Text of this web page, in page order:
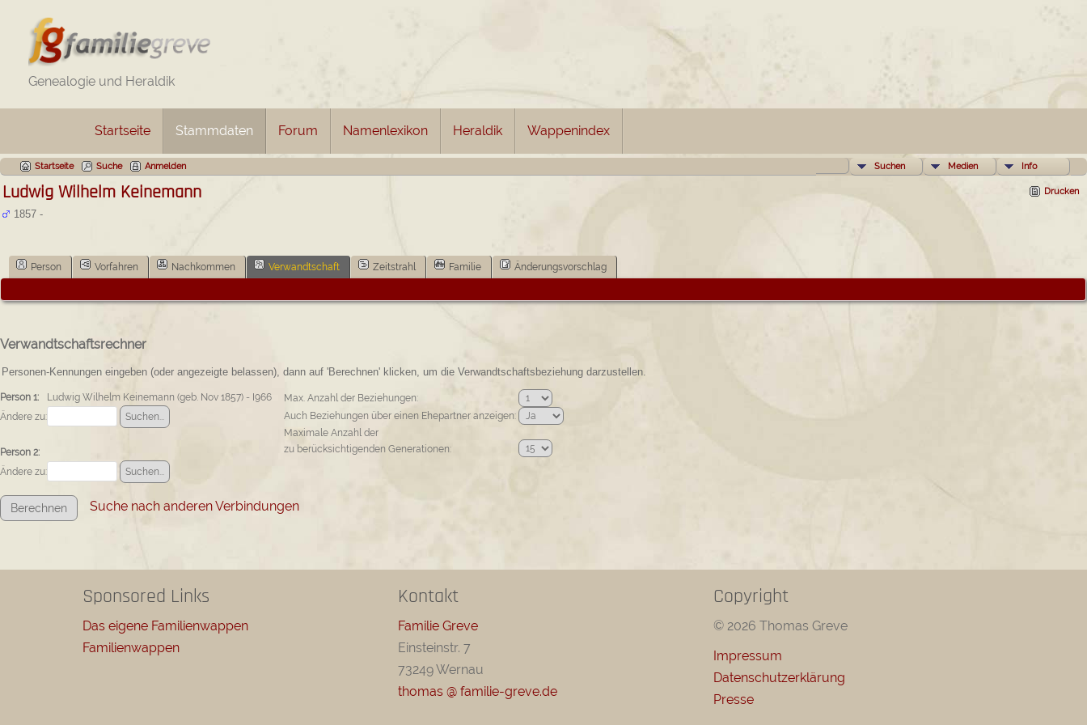
Genealogie und Heraldik
Startseite Stammdaten Forum Namenlexikon Heraldik Wappenindex
Suchen Medien Info
Startseite Suche Anmelden
Drucken
Ludwig Wilhelm Keinemann
1857 -
Person Vorfahren Nachkommen Verwandtschaft Zeitstrahl Familie Änderungsvorschlag
Verwandtschaftsrechner
Personen-Kennungen eingeben (oder angezeigte belassen), dann auf 'Berechnen' klicken, um die Verwandtschaftsbeziehung darzustellen.
Person 1:
Ludwig Wilhelm Keinemann (geb. Nov 1857) - I966
Ändere zu:
Person 2:
Ändere zu:
Max. Anzahl der Beziehungen:
Auch Beziehungen über einen Ehepartner anzeigen:
Maximale Anzahl der
zu berücksichtigenden Generationen:
Suche nach anderen Verbindungen
Sponsored Links
Das eigene Familienwappen
Familienwappen
Kontakt
Familie Greve
Einsteinstr. 7
73249 Wernau
thomas @ familie-greve.de
Copyright
© 2026 Thomas Greve
Impressum
Datenschutzerklärung
Presse